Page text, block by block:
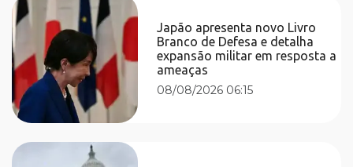
Japão apresenta novo Livro
Branco de Defesa e detalha
expansão militar em resposta a
ameaças
08/08/2026 06:15